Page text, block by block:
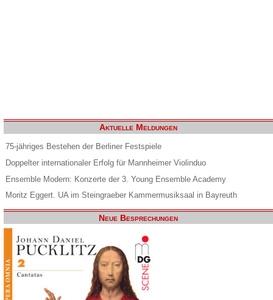
Aktuelle Meldungen
75-jähriges Bestehen der Berliner Festspiele
Doppelter internationaler Erfolg für Mannheimer Violinduo
Ensemble Modern: Konzerte der 3. Young Ensemble Academy
Moritz Eggert. UA im Steingraeber Kammermusiksaal in Bayreuth
Neue Besprechungen